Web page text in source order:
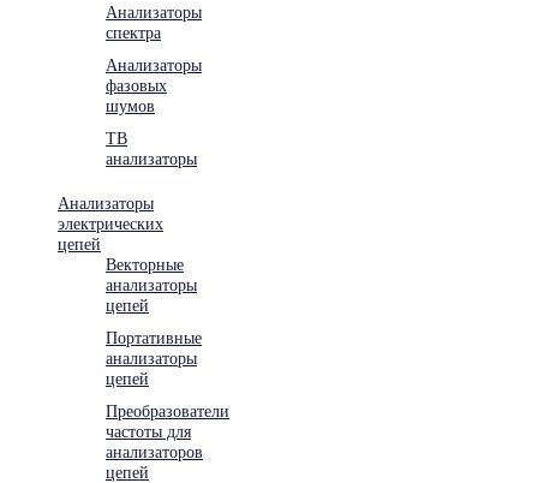
Анализаторы
спектра
Анализаторы
фазовых
шумов
ТВ
анализаторы
Анализаторы
электрических
цепей
Векторные
анализаторы
цепей
Портативные
анализаторы
цепей
Преобразователи
частоты для
анализаторов
цепей